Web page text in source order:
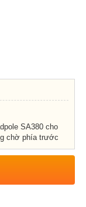
SA380 cho
chờ phía trước